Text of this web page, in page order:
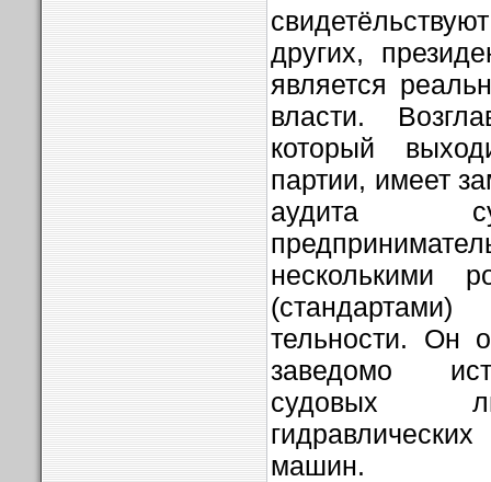
других,
является
власти.
который
партии, имеет
аудита
несколькими
тельности. Он
заведомо
судовых
машин.